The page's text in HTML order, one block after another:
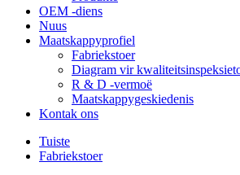
OEM -diens
Nuus
Maatskappyprofiel
Fabriekstoer
Diagram vir
R & D -vermoë
Maatskappygeskiedenis
Kontak ons
Tuiste
Fabriekstoer